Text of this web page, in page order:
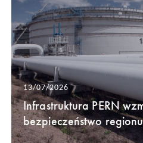
13/07/2026
Infrastruktura PERN
bezpieczeństwo regionu